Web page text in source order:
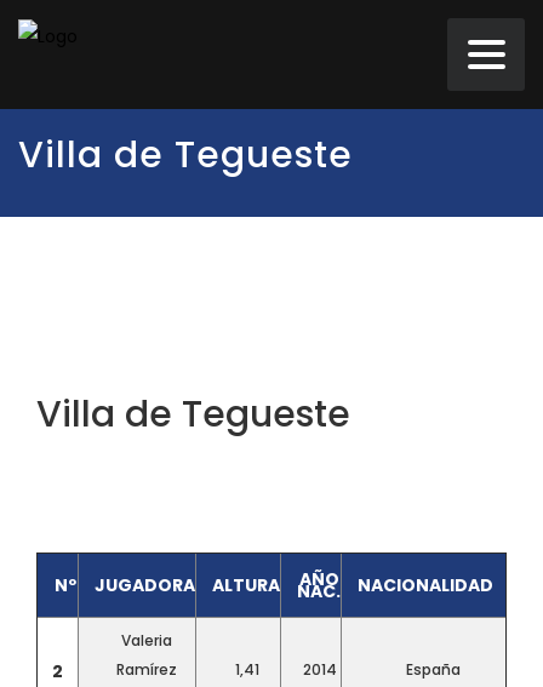
Villa de Tegueste
Villa de Tegueste
Nº JUGADORA ALTURA AÑO
NAC. NACIONALIDAD
2
Valeria
Ramírez
1,41 2014 España